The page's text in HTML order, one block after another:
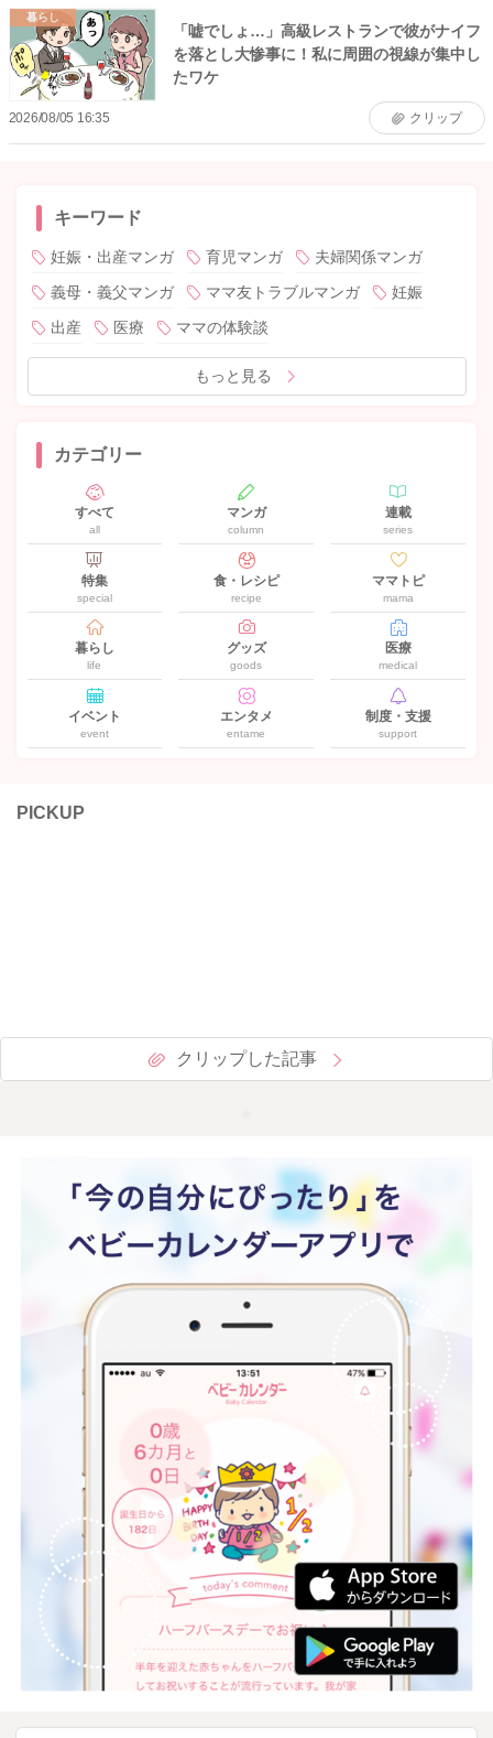
暮らし
「嘘でしょ…」高級レストランで彼がナイフ
を落とし大惨事に！私に周囲の視線が集中し
たワケ
2026/08/05 16:35 クリップ
キーワード
妊娠・出産マンガ 育児マンガ
夫婦関係マンガ
義母・義父マンガ
ママ友トラブルマンガ
妊娠
出産
医療 ママの体験談
もっと見る
カテゴリー
すべて
all
マンガ
column
連載
series
特集
special
食・レシピ
recipe
ママトピ
mama
暮らし
life
グッズ
goods
医療
medical
イベント
event
エンタメ
entame
制度・支援
support
PICKUP
クリップした記事